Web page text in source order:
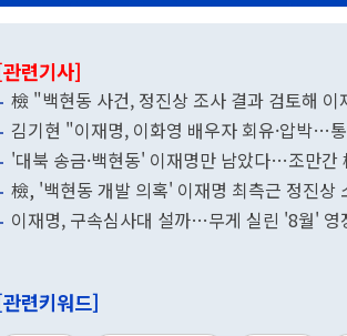
련기사]
檢 "백현동 사건, 정진상 조사 결과 검토해 이
김기현 "이재명, 이화영 배우자 회유·압박…
'대북 송금·백현동' 이재명만 남았다…조만간
檢, '백현동 개발 의혹' 이재명 최측근 정진상
이재명, 구속심사대 설까…무게 실린 '8월' 영
련키워드]